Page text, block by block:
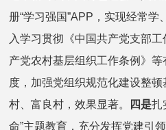
册“学习强国”APP，实现经常学
入学习贯彻《中国共产党支部
产党农村基层组织工作条例》
度，加强党组织规范化建设整
村、富良村，效果显著。
四是扎
命”主题教育，充分发挥党建引